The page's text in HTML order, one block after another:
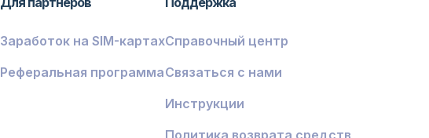
Заработок на SIM-картах
Реферальная программа
Справочный центр
Связаться с нами
Инструкции